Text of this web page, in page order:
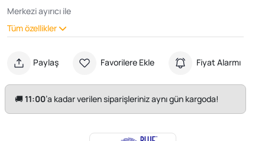
Merkezi ayırıcı ile
Tüm özellikler
Paylaş Favorilere Ekle Fiyat Alarmı
🚚11:00’a kadar verilen siparişleriniz aynı gün kargoda!